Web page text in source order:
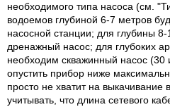
необходимого типа насоса (см.
водоемов глубиной 6-7 метров
насосной станции; для глубины
дренажный насос; для глубоких
необходим скважинный насос (30
опустить прибор ниже
просто не хватит на
учитывать, что длина сетевого